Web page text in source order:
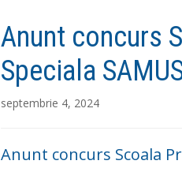
Anunt concurs
Speciala
septembrie 4, 2024
Anunt concurs Scoala